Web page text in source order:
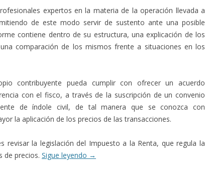
expertos en la materia de la operación llevada a
de este modo servir de sustento ante una posible
contiene dentro de su estructura, una explicación de los
comparación de los mismos frente a situaciones en los
contribuyente pueda cumplir con ofrecer un acuerdo
con el fisco, a través de la suscripción de un convenio
de índole civil, de tal manera que se conozca con
la aplicación de los precios de las transacciones.
revisar la legislación del Impuesto a la Renta, que regula la
de precios. Sigue leyendo →